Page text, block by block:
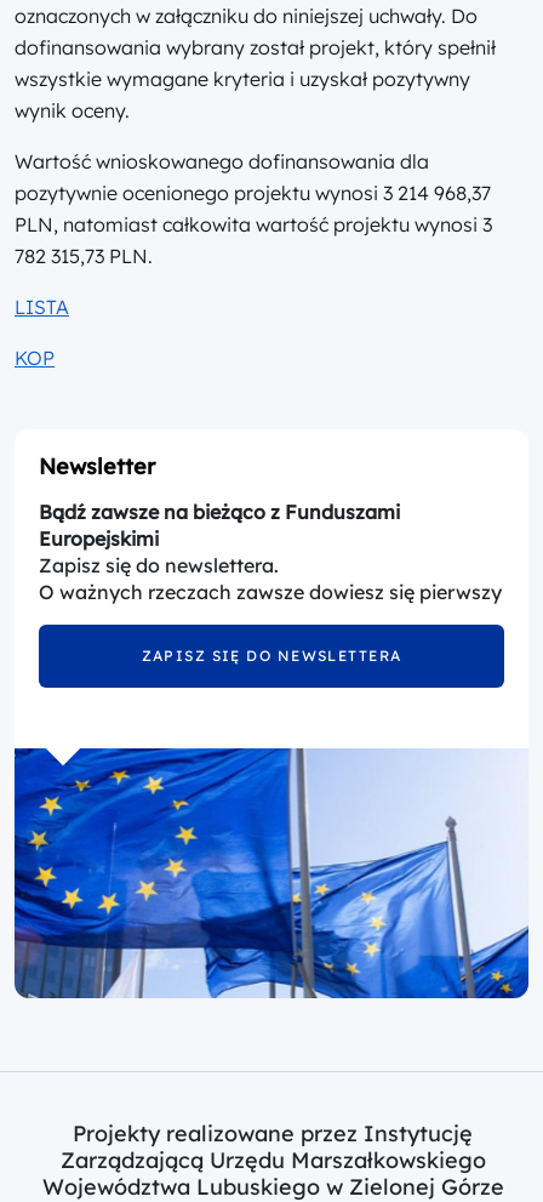
oznaczonych w załączniku do niniejszej uchwały. Do
dofinansowania wybrany został projekt, który spełnił
wszystkie wymagane kryteria i uzyskał pozytywny
wynik oceny.
Wartość wnioskowanego dofinansowania dla
pozytywnie ocenionego projektu wynosi 3 214 968,37
PLN, natomiast całkowita wartość projektu wynosi 3
782 315,73 PLN.
LISTA
KOP
Newsletter
Bądź zawsze na bieżąco z Funduszami
Europejskimi
Zapisz się do newslettera.
O ważnych rzeczach zawsze dowiesz się pierwszy
ZAPISZ SIĘ DO NEWSLETTERA
Projekty realizowane przez Instytucję
Zarządzającą Urzędu Marszałkowskiego
Województwa Lubuskiego w Zielonej Górze